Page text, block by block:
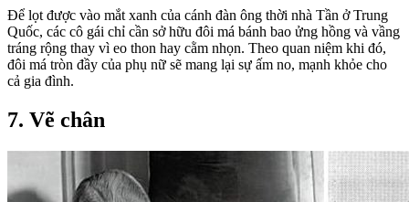
Để lọt được vào mắt xanh của cánh đàn ông thời nhà Tần ở Trung
Quốc, các cô gái chỉ cần sở hữu đôi má bánh bao ửng hồng và vầng
tráng rộng thay vì eo thon hay cằm nhọn. Theo quan niệm khi đó,
đôi má tròn đầy của phụ nữ sẽ mang lại sự ấm no, mạnh khỏe cho
cả gia đình.
7. Vẽ chân